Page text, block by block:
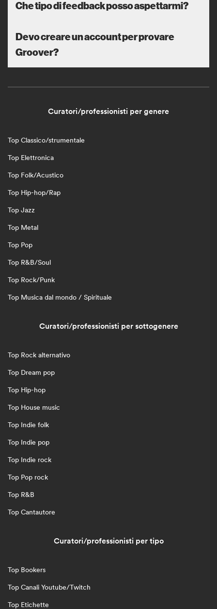
Che tipo di feedback posso aspettarmi?
Devo creare un account per provare
Groover?
Curatori/professionisti per genere
Top Classico/strumentale
Top Elettronica
Top Folk/Acustico
Top Hip-hop/Rap
Top Jazz
Top Metal
Top Pop
Top R&B/Soul
Top Rock/Punk
Top Musica dal mondo / Spirituale
Curatori/professionisti per sottogenere
Top Rock alternativo
Top Dream pop
Top Hip-hop
Top House music
Top Indie folk
Top Indie pop
Top Indie rock
Top Pop rock
Top R&B
Top Cantautore
Curatori/professionisti per tipo
Top Bookers
Top Canali Youtube/Twitch
Top Etichette